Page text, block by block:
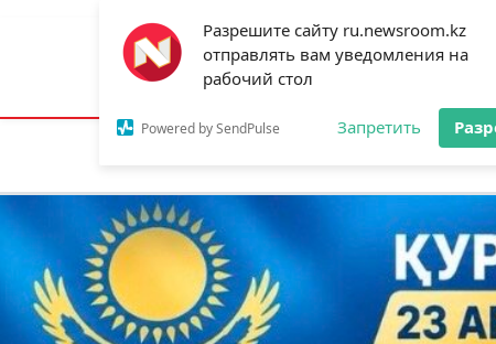
Разрешите сайту ru.newsroom.kz
отправлять вам уведомления на
рабочий стол
Powered by SendPulse Запретить
Астана:18°C Алматы:22°C
Новости